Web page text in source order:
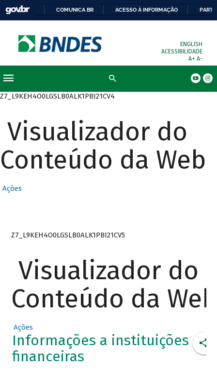
COMUNICA BR ACESSO À INFORMAÇÃO
ENGLISH
ACESSIBILIDADE
A+ A-
Z7_L9KEH4O0LGSLB0ALK1PBI21CV4
Visualizador do
Conteúdo da Web
Ações
Z7_L9KEH4O0LGSLB0ALK1PBI21CV5
Visualizador do
Conteúdo da Web
Ações
Informações a instituições
financeiras